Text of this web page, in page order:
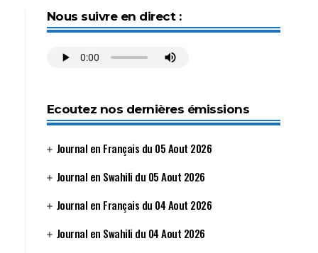
Nous suivre en direct :
Ecoutez nos dernières émissions
Journal en Français du 05 Aout 2026
Journal en Swahili du 05 Aout 2026
Journal en Français du 04 Aout 2026
Journal en Swahili du 04 Aout 2026